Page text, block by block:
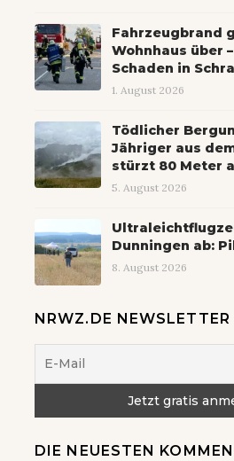
Fahrzeugbrand
Wohnhaus über
Schaden in
1. August 2026
Tödlicher
Jähriger aus
stürzt 80 Meter
5. August 2026
Dunningen ab:
8. August 2026
NRWZ.DE NEWSLETTER
DIE NEUESTEN